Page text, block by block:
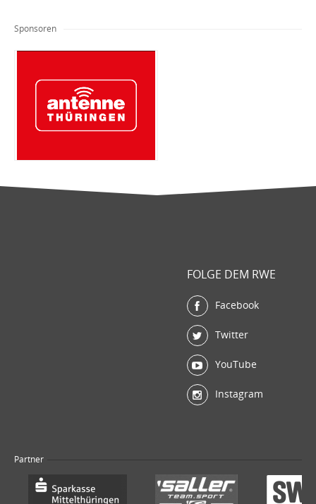
Sponsoren
FOLGE DEM RWE
Facebook
Twitter
YouTube
Instagram
Partner